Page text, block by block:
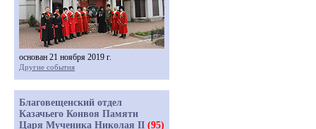
основан 21 ноября 2019 г.
Другие события
Благовещенский отдел
Казачьего Конвоя Памяти
Царя Мученика Николая II (95)